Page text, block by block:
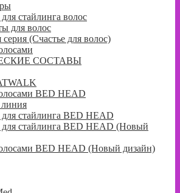
стайлинга волос
для волос
(Счастье для волос)
СОСТАВЫ
BED HEAD
для стайлинга BED HEAD
для стайлинга BED HEAD (Новый
BED HEAD (Новый дизайн)